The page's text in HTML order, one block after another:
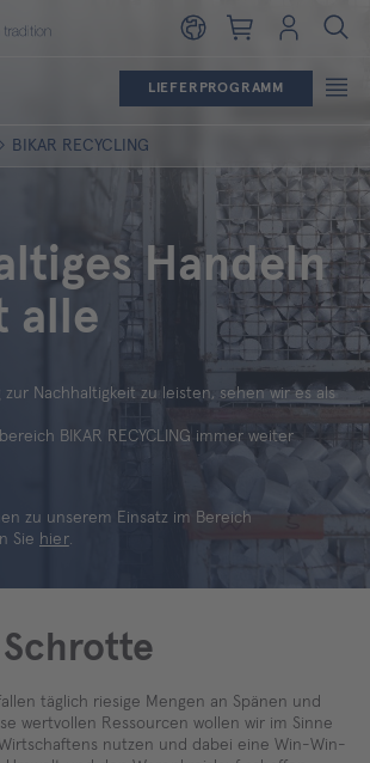
Warenkorb
Login
LIEFERPROGRAMM
BIKAR RECYCLING
Handeln
alle
Nachhaltigkeit zu leisten, sehen wir es als
BIKAR RECYCLING immer weiter
zu unserem Einsatz im Bereich
Sie hier.
Schrotte
täglich riesige Mengen an Spänen und
wertvollen Ressourcen wollen wir im Sinne
nutzen und dabei eine Win-Win-